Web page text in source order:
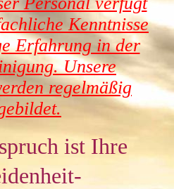
Kenntnisse
Erfahrung in der
Unsere
regelmäßig
ist Ihre
heit-